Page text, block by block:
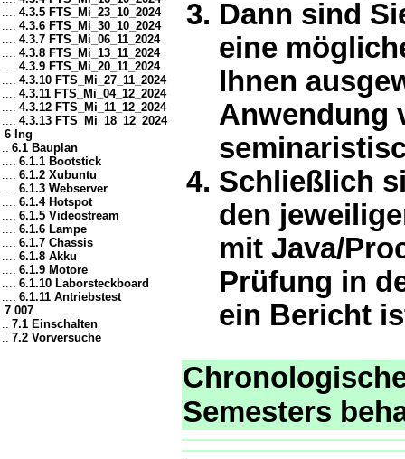
.... 4.3.5 FTS_Mi_23_10_2024
.... 4.3.6 FTS_Mi_30_10_2024
.... 4.3.7 FTS_Mi_06_11_2024
.... 4.3.8 FTS_Mi_13_11_2024
.... 4.3.9 FTS_Mi_20_11_2024
.... 4.3.10 FTS_Mi_27_11_2024
.... 4.3.11 FTS_Mi_04_12_2024
.... 4.3.12 FTS_Mi_11_12_2024
.... 4.3.13 FTS_Mi_18_12_2024
6 Ing
.. 6.1 Bauplan
.... 6.1.1 Bootstick
.... 6.1.2 Xubuntu
.... 6.1.3 Webserver
.... 6.1.4 Hotspot
.... 6.1.5 Videostream
.... 6.1.6 Lampe
.... 6.1.7 Chassis
.... 6.1.8 Akku
.... 6.1.9 Motore
.... 6.1.10 Laborsteckboard
.... 6.1.11 Antriebstest
7 007
.. 7.1 Einschalten
.. 7.2 Vorversuche
Dann sind
eine
Ihnen
Anwendung
Schließlich
den
mit Java/
Prüfung in
ein Bericht
Semesters